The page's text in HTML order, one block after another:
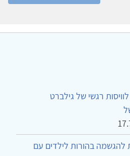
רגשי של גילברט
להגשמה בהורות לילדים עם